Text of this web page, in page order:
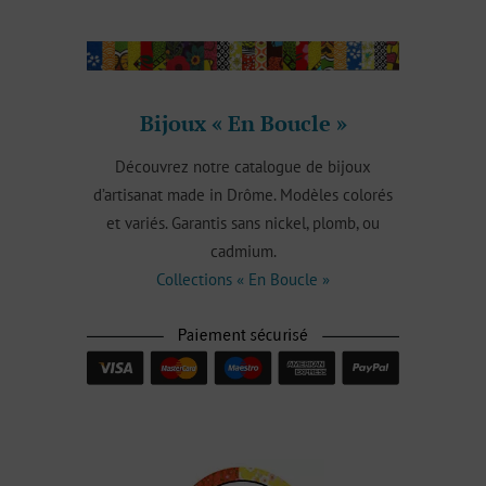
Bijoux « En Boucle »
Découvrez notre catalogue de bijoux
d’artisanat made in Drôme. Modèles colorés
et variés. Garantis sans nickel, plomb, ou
cadmium.
Collections « En Boucle »